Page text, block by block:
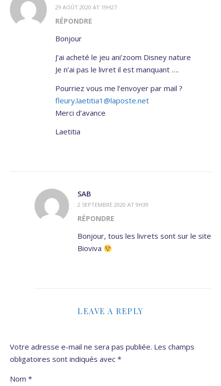
29 AOÛT 2020 AT 19H27
RÉPONDRE
Bonjour
J’ai acheté le jeu ani’zoom Disney nature
Je n’ai pas le livret il est manquant ….
Pourriez vous me l’envoyer par mail ?
fleury.laetitia1@laposte.net
Merci d’avance
Laetitia
SAB
2 SEPTEMBRE 2020 AT 9H39
RÉPONDRE
Bonjour, tous les livrets sont sur le site
Bioviva
LEAVE A REPLY
Votre adresse e-mail ne sera pas publiée. Les champs
obligatoires sont indiqués avec *
Nom *